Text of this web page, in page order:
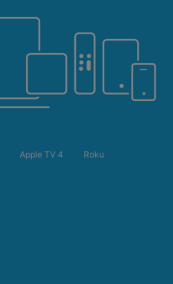
Apple TV 4 Roku